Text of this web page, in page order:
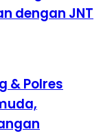
dengan JNT
& Polres